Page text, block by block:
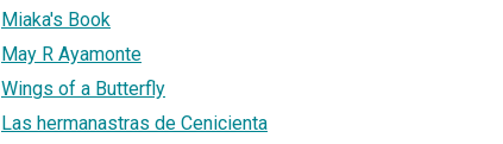
Miaka's Book
May R Ayamonte
Wings of a Butterfly
Las hermanastras de Cenicienta